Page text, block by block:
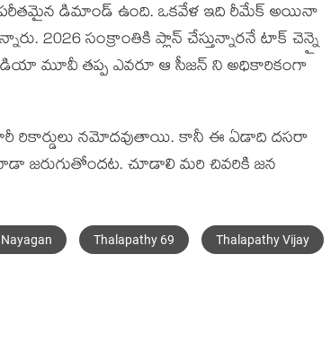
డిమాండ్ ఉంది. ఒకవేళ ఇది రీమేక్ అయినా
2026 సంక్రాంతికి ప్లాన్ చేస్తున్నారనే టాక్ చెన్నై
మూవీ తప్ప ఎవరూ ఆ సీజన్ ని అధికారికంగా
రికార్డులు నమోదవుతాయి. కానీ ఈ ఏడాది దసరా
జరుగుతోందట. చూడాలి మరి చివరికి జన
Thalapathy 69 Thalapathy Vijay